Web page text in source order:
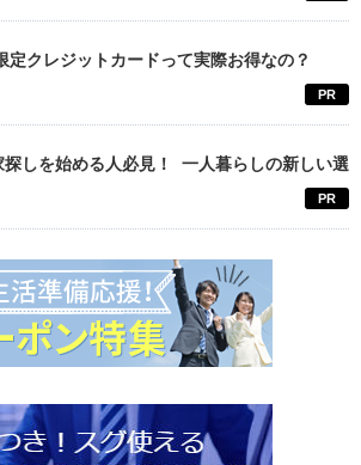
定クレジットカードって実際お得なの？
PR
探しを始める人必見！ 一人暮らしの新しい選
PR